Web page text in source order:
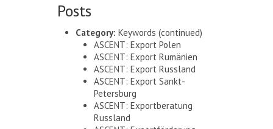
Posts
Category: Keywords (continued)
ASCENT: Export Polen
ASCENT: Export Rumänien
ASCENT: Export Russland
ASCENT: Export Sankt-
Petersburg
ASCENT: Exportberatung
Russland